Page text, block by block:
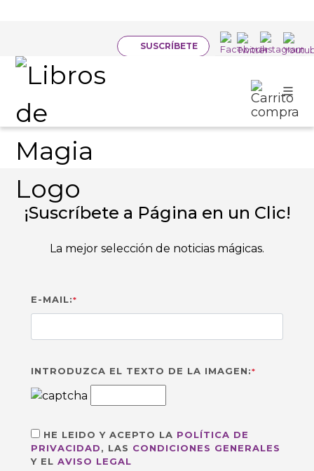
SUSCRÍBETE
Páginas,
en unClic
¡Suscríbete a Página en un Clic!
La mejor selección de noticias mágicas.
E-MAIL:*
INTRODUZCA EL TEXTO DE LA IMAGEN:*
HE LEIDO Y ACEPTO LA POLÍTICA DE
PRIVACIDAD, LAS CONDICIONES GENERALES
Y EL AVISO LEGAL